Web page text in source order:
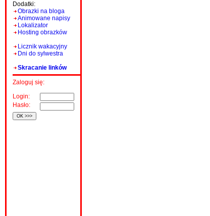
Dodatki:
Obrazki na bloga
Animowane napisy
Lokalizator
Hosting obrazków
Licznik wakacyjny
Dni do sylwestra
Skracanie linków
Zaloguj się:
Login:
Hasło: